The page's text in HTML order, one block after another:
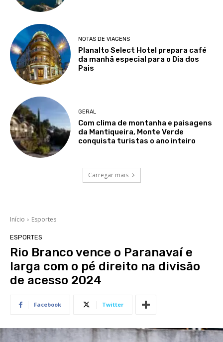
NOTAS DE VIAGENS
Planalto Select Hotel prepara café
da manhã especial para o Dia dos
Pais
GERAL
Com clima de montanha e paisagens
da Mantiqueira, Monte Verde
conquista turistas o ano inteiro
Carregar mais